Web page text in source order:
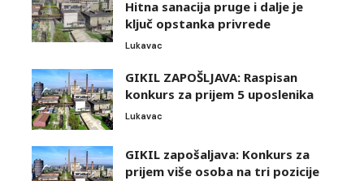
Hitna sanacija pruge i dalje je
ključ opstanka privrede
Lukavac
GIKIL ZAPOŠLJAVA: Raspisan
konkurs za prijem 5 uposlenika
Lukavac
GIKIL zapošaljava: Konkurs za
prijem više osoba na tri pozicije